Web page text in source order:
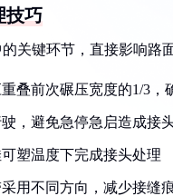
技巧
关键环节，直接影响路
重叠前次碾压宽度的1/3，
驶，避免急停急启造成接
可塑温度下完成接头处理
采用不同方向，减少接缝